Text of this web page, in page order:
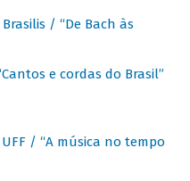
/ “De Bach às
e cordas do Brasil”
/ “A música no tempo